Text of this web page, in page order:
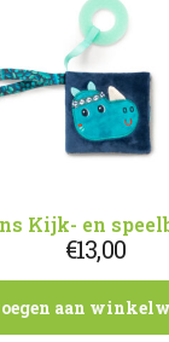
Kijk- en
€13,00
aan